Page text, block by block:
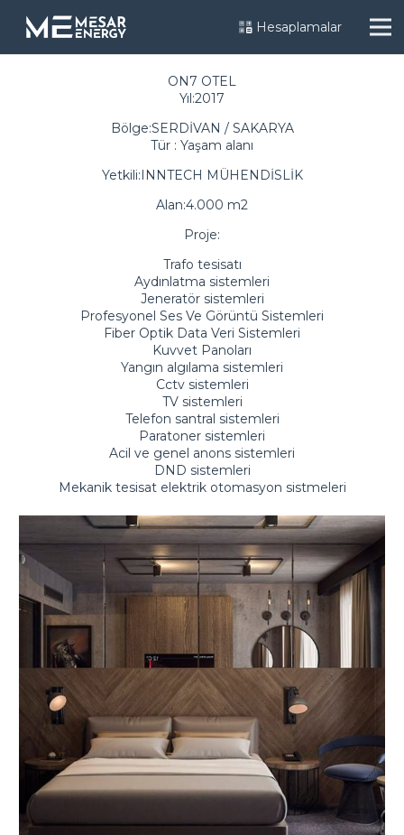
Hesaplamalar
ON7 OTEL
Yıl:2017
Bölge:SERDİVAN / SAKARYA
Tür : Yaşam alanı
Yetkili:INNTECH MÜHENDİSLİK
Alan:4.000 m2
Proje:
Trafo tesisatı
Aydınlatma sistemleri
Jeneratör sistemleri
Profesyonel Ses Ve Görüntü Sistemleri
Fiber Optik Data Veri Sistemleri
Kuvvet Panoları
Yangın algılama sistemleri
Cctv sistemleri
TV sistemleri
Telefon santral sistemleri
Paratoner sistemleri
Acil ve genel anons sistemleri
DND sistemleri
Mekanik tesisat elektrik otomasyon sistmeleri